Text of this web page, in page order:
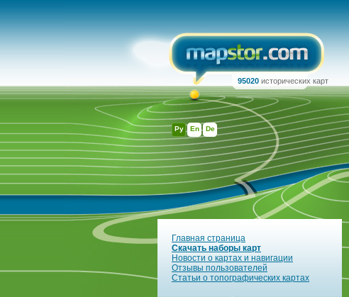
Ру En De
95020 исторических карт
Главная страница
Скачать наборы карт
Новости о картах и навигации
Отзывы пользователей
Статьи о топографических картах